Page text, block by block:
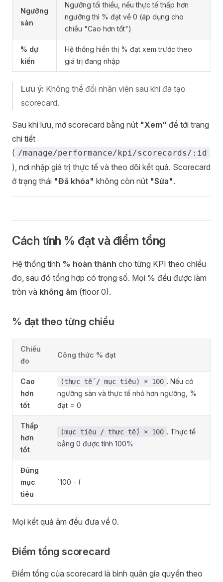
Ngưỡng
sàn
Ngưỡng tối thiểu, nếu thực tế thấp hơn
ngưỡng thì % đạt về 0 (áp dụng cho
chiều "Cao hơn tốt")
% dự
kiến
Hệ thống hiển thị % đạt xem trước theo
giá trị đang nhập
Lưu ý: Không thể đổi nhân viên sau khi đã tạo
scorecard.
Sau khi lưu, mở scorecard bằng nút "Xem" để tới trang
chi tiết
( /manage/performance/kpi/scorecards/:id
), nơi nhập giá trị thực tế và theo dõi kết quả. Scorecard
ở trạng thái "Đã khóa" không còn nút "Sửa".
Cách tính % đạt và điểm tổng
Hệ thống tính % hoàn thành cho từng KPI theo chiều
đo, sau đó tổng hợp có trọng số. Mọi % đều được làm
tròn và không âm (floor 0).
% đạt theo từng chiều
Chiều
đo
Công thức % đạt
Cao
hơn
tốt
(thực tế / mục tiêu) × 100 . Nếu có
ngưỡng sàn và thực tế nhỏ hơn ngưỡng, %
đạt = 0
Thấp
hơn
tốt
(mục tiêu / thực tế) × 100 . Thực tế
bằng 0 được tính 100%
Đúng
mục
tiêu
`100 - (
Mọi kết quả âm đều đưa về 0.
Điểm tổng scorecard
Điểm tổng của scorecard là bình quân gia quyền theo